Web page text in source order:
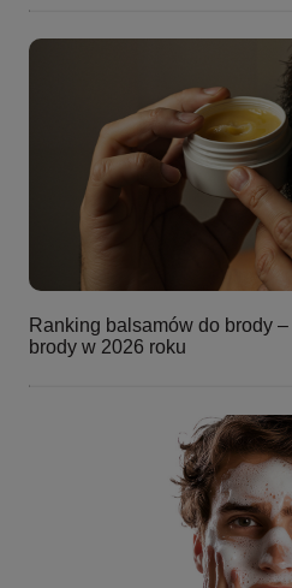
Ranking balsamów do brody
brody w 2026 roku